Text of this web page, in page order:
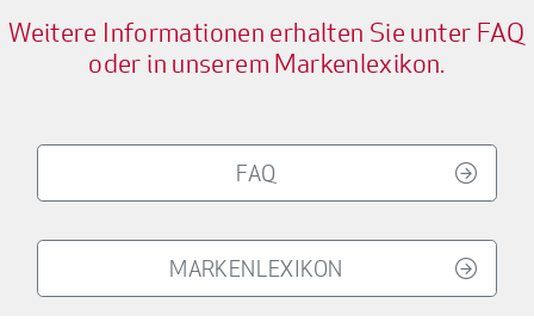
Weitere Informationen erhalten Sie unter FAQ
oder in unserem Markenlexikon.
FAQ
MARKENLEXIKON